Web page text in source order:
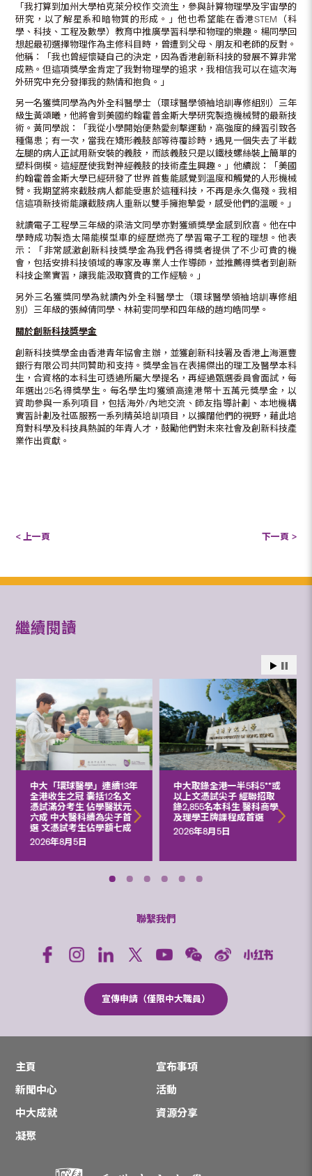
「我打算到加州大學柏克萊分校作交流生，參與計算物理學及宇宙學的
研究，以了解星系和暗物質的形成。」他也希望能在香港STEM（科
學、科技、工程及數學）教育中推廣學習科學和物理的樂趣。楊同學回
想起最初選擇物理作為主修科目時，曾遭到父母、朋友和老師的反對。
他稱︰「我也曾經懷疑自己的決定，因為香港創新科技的發展不算非常
成熟。但這項獎學金肯定了我對物理學的追求，我相信我可以在這次海
外研究中充分發揮我的熱情和抱負。」
另一名獲獎同學為內外全科醫學士（環球醫學領袖培訓專修組別）三年
級生黃頌曦，他將會到美國約翰霍普金斯大學研究製造機械臂的最新技
術。黃同學說：「我從小學開始便熱愛劍擊運動，高強度的練習引致各
種傷患；有一次，當我在矯形義肢部等待覆診時，遇見一個失去了半截
左腿的病人正試用新安裝的義肢，而該義肢只是以鐵枝螺絲裝上簡單的
塑料倒模。這經歷使我對神經義肢的技術產生興趣。」他續說：「美國
約翰霍普金斯大學已經研發了世界首隻能感覺到溫度和觸覺的人形機械
臂。我期望將來截肢病人都能受惠於這種科技，不再是永久傷殘。我相
信這項新技術能讓截肢病人重新以雙手擁抱摯愛，感受他們的溫暖。」
就讀電子工程學三年級的梁浩文同學亦對獲頒獎學金感到欣喜。他在中
學時成功製造太陽能模型車的經歷燃亮了學習電子工程的理想。他表
示：「非常感激創新科技獎學金為我們各得獎者提供了不少可貴的機
會，包括安排科技領域的專家及專業人士作導師，並推薦得獎者到創新
科技企業實習，讓我能汲取寶貴的工作經驗。」
另外三名獲獎同學為就讀內外全科醫學士（環球醫學領袖培訓專修組
別）三年級的張綽倩同學、林莉雯同學和四年級的趙均皓同學。
關於創新科技獎學金
創新科技獎學金由香港青年協會主辦，並獲創新科技署及香港上海滙豐
銀行有限公司 共同贊助和 支持。 獎學金旨在表揚傑出的理工及醫學本科
生，合資格的本科生可透過所屬大學提名，再經過甄選委員會面試，每
年選出25名得獎學生。每名學生均獲頒高達港幣十五萬元獎學金，以
資助參與一系列項目，包括海外/內地交流、師友指導計劃、本地機構
實習計劃及社區服務一系列精英培訓項目，以擴闊他們的視野，藉此培
育對科學及科技具熱誠的年青人才，鼓勵他們對未來社會及創新科技產
業作出貢獻。
< 上一頁 下一頁 >
繼續閱讀
中大「環球醫學」連續13年
全港收生之冠 囊括12名文
憑試滿分考生 佔學醫狀元
六成 中大醫科續為尖子首
選 文憑試考生佔學額七成
2026年8月5日
中大取錄全港一半5科5**或
以上文憑試尖子 經聯招取
錄2,855名本科生 醫科商學
及理學王牌課程成首選
2026年8月5日
聯繫我們
宣傳申請（僅限中大職員）
主頁
宣布事項
新聞中心
活動
中大成就
資源分享
凝聚